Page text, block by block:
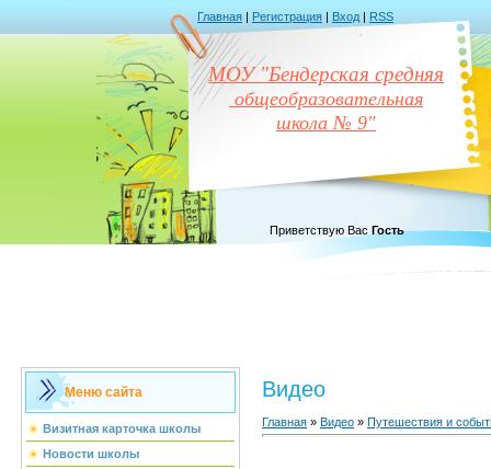
Главная | Регистрация | Вход | RSS
МОУ "Бендерская средняя
общеобразовательная
школа № 9"
Приветствую Вас Гость
Меню сайта
Визитная карточка школы
Новости школы
Видео
Главная » Видео » Путешествия и